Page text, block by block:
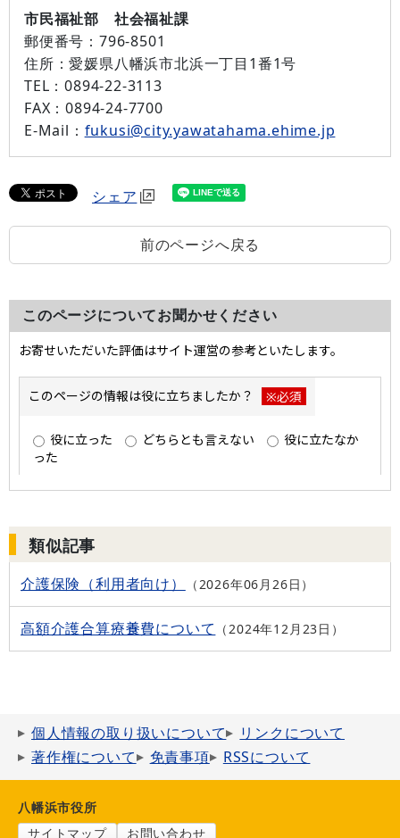
市民福祉部 社会福祉課
郵便番号： 796-8501
住所：愛媛県八幡浜市北浜一丁目1番1号
TEL：0894-22-3113
FAX：0894-24-7700
E-Mail： fukusi@city.yawatahama.ehime.jp
シェア
前のページへ戻る
このページについてお聞かせください
類似記事
介護保険（利用者向け） 2026年06月26日
高額介護合算療養費について 2024年12月23日
個人情報の取り扱いについて
リンクについて
著作権について
免責事項 RSSについて
八幡浜市役所
サイトマップ
お問い合わせ